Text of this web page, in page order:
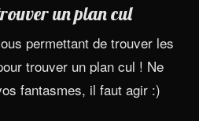
un plan cul
permettant de trouver les
trouver un plan cul ! Ne
fantasmes, il faut agir :)